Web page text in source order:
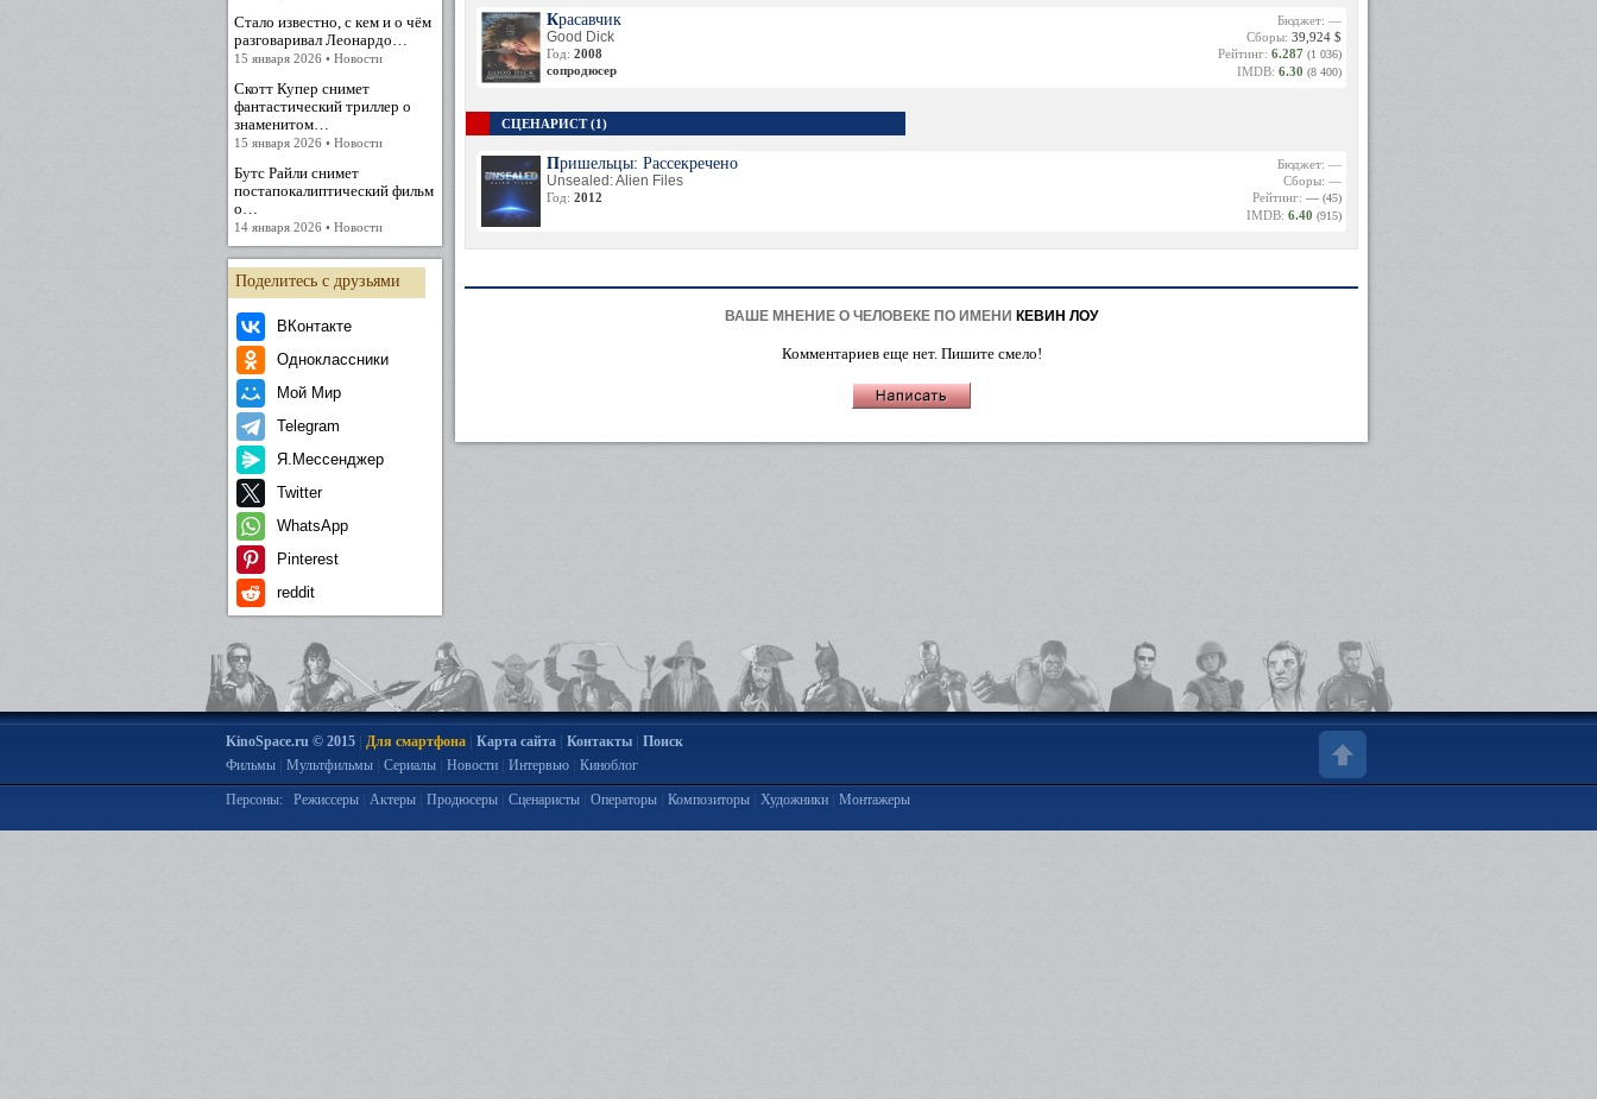
Стало известно, с кем и о чём
разговаривал Леонардо…
15 января 2026 • Новости
Скотт Купер снимет
фантастический триллер о
знаменитом…
15 января 2026 • Новости
Бутс Райли снимет
постапокалиптический фильм
о…
14 января 2026 • Новости
Поделитесь с друзьями
ВКонтакте
Одноклассники
Мой Мир
Telegram
Я.Мессенджер
Twitter
WhatsApp
Pinterest
reddit
Красавчик
Good Dick
Год: 2008
сопродюсер
Бюджет: —
Сборы: 39,924 $
Рейтинг: 6.287 (1 036)
IMDB: 6.30 (8 400)
СЦЕНАРИСТ (1)
Пришельцы: Рассекречено
Unsealed: Alien Files
Год: 2012
Бюджет: —
Сборы: —
Рейтинг: — (45)
IMDB: 6.40 (915)
ВАШЕ МНЕНИЕ О ЧЕЛОВЕКЕ ПО ИМЕНИ КЕВИН ЛОУ
Комментариев еще нет. Пишите смело!
KinoSpace.ru © 2015| Для смартфона| Карта сайта| Контакты| Поиск
Фильмы| Мультфильмы| Сериалы| Новости| Интервью| Киноблог
Персоны: Режиссеры| Актеры| Продюсеры| Сценаристы| Операторы| Композиторы| Художники| Монтажеры